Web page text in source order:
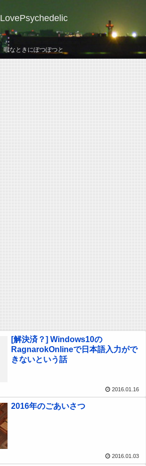
LovePsychedelic
暇なときにぽつぽつと
[解決済？] Windows10の
RagnarokOnlineで日本語入力がで
きないという話
2016.01.16
2016年のごあいさつ
2016.01.03